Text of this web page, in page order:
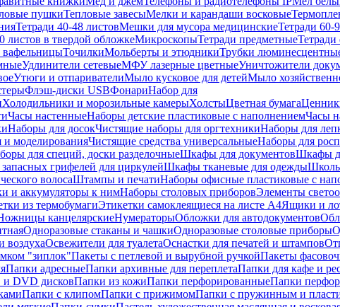
пушкиТепловые завесыМелки и карандаши восковые
Тетради 40-48 листовМешки для мусора медицинскиеТетради 60-
листов в твердой обложкеМикроскопыТетради предметные
вафельницыТочилкиМольберты и этюдникиТрубки
Удлинители сетевыеМФУ лазерные цветныеУничтожители
Утюги и отпаривателиМыло кусковое для детейМыло
Флэш-диски USBФонариНабор для
Холодильники и морозильные камерыХолстыЦветная бумага
Часы настенныеНаборы детские пластиковые с наполнениемЧасы
Наборы для досокЧистящие наборы для оргтехникиНаборы для
и моделированияЧистящие средства универсальныеНаборы для
для специй, доски разделочныеШкафы для документовШкафы
грифелей для циркулейШкафы тканевые для одежды
волосаШтампы и печатиНаборы офисные пластиковые с
и аккумуляторы к нимНаборы столовых приборовЭлементы
из термобумагиЭтикетки самоклеящиеся на листе А4Ящики и
канцелярскиеНумераторыОбложки для автодокументов
Одноразовые стаканы и чашкиОдноразовые столовые приборы
воздухаОсвежители для туалетаОснастки для печатей и штампов
"зиплок"Пакеты с петлевой и вырубной ручкойПакеты
Папки адресныеПапки архивные для переплетаПапки для кафе и
DVD дисковПапки из кожиПапки перфорированныеПапки
Папки с клипомПапки с прижимомПапки с пружинным и